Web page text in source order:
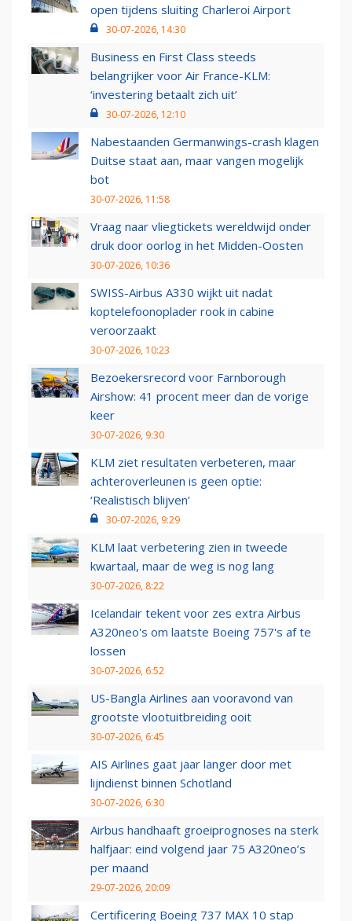
open tijdens sluiting Charleroi Airport
30-07-2026, 14:30
Business en First Class steeds
belangrijker voor Air France-KLM:
‘investering betaalt zich uit’
30-07-2026, 12:10
Nabestaanden Germanwings-crash klagen
Duitse staat aan, maar vangen mogelijk
bot
30-07-2026, 11:58
Vraag naar vliegtickets wereldwijd onder
druk door oorlog in het Midden-Oosten
30-07-2026, 10:36
SWISS-Airbus A330 wijkt uit nadat
koptelefoonoplader rook in cabine
veroorzaakt
30-07-2026, 10:23
Bezoekersrecord voor Farnborough
Airshow: 41 procent meer dan de vorige
keer
30-07-2026, 9:30
KLM ziet resultaten verbeteren, maar
achteroverleunen is geen optie:
‘Realistisch blijven’
30-07-2026, 9:29
KLM laat verbetering zien in tweede
kwartaal, maar de weg is nog lang
30-07-2026, 8:22
Icelandair tekent voor zes extra Airbus
A320neo's om laatste Boeing 757's af te
lossen
30-07-2026, 6:52
US-Bangla Airlines aan vooravond van
grootste vlootuitbreiding ooit
30-07-2026, 6:45
AIS Airlines gaat jaar langer door met
lijndienst binnen Schotland
30-07-2026, 6:30
Airbus handhaaft groeiprognoses na sterk
halfjaar: eind volgend jaar 75 A320neo’s
per maand
29-07-2026, 20:09
Certificering Boeing 737 MAX 10 stap